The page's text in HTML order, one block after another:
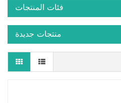
فئات المنتجات
منتجات جديدة